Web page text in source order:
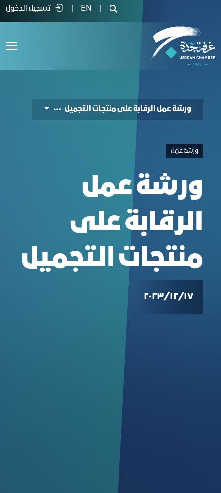
Cosmetic Products Control - غرفة جدة
EN تسجيل الدخول
ورشة عمل الرقابة على منتجات التجميل
ورشة عمل
ورشة عمل
الرقابة على
منتجات التجميل
١٧‏/١٢‏/٢٠٢٣